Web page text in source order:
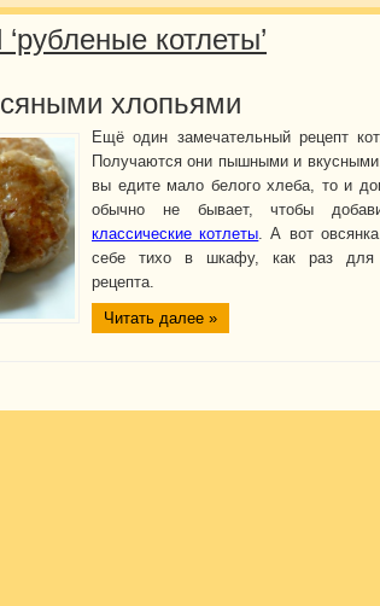
котлеты’
хлопьями
Ещё один замечательный рецепт
Получаются они пышными и
вы едите мало белого хлеба, то и
обычно не бывает, чтобы
классические котлеты. А вот овсянка
себе тихо в шкафу, как раз для
рецепта.
Читать далее »